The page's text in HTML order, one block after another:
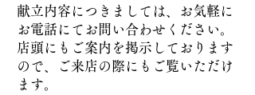
献立内容につきましては、お気軽に
お電話にてお問い合わせください。
店頭にもご案内を掲示しております
ので、ご来店の際にもご覧いただけ
ます。